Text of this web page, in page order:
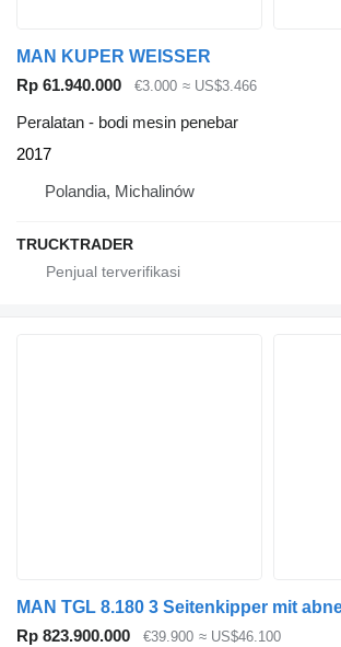
MAN KUPER WEISSER
Rp 61.940.000
€3.000 ≈ US$3.466
Peralatan - bodi mesin penebar
2017
Polandia, Michalinów
TRUCKTRADER
Rp 823.900.000 €39.900 ≈ US$46.100